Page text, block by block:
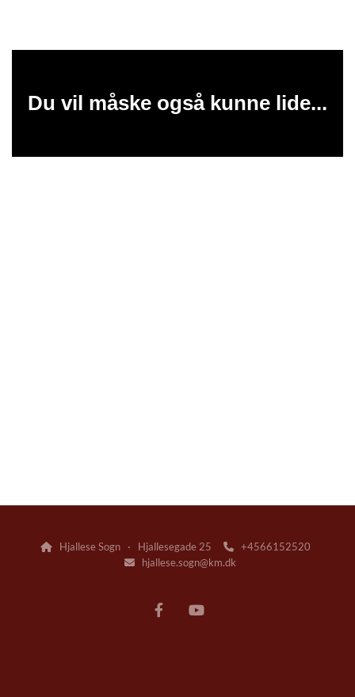
Du vil måske også kunne lide...
Hjallese Sogn · Hjallesegade 25 +4566152520
hjallese.sogn@km.dk